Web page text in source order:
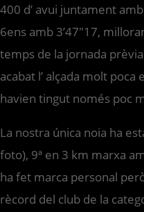
400 d’ avui juntament
6ens amb 3’47″17,
temps de la jornada
acabat l’ alçada molt poca
havien tingut només poc
La nostra única noia ha
foto), 9ª en 3 km marxa
ha fet marca personal
rècord del club de la